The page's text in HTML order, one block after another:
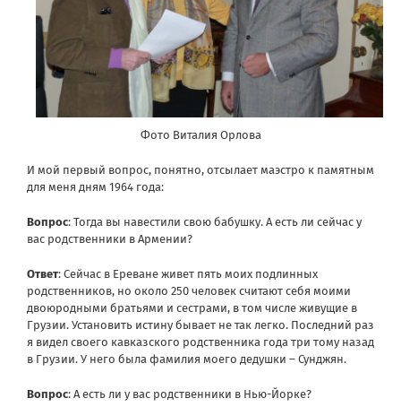
Фото Виталия Орлова
И мой первый вопрос, понятно, отсылает маэстро к памятным
для меня дням 1964 года:
Вопрос: Тогда вы навестили свою бабушку. А есть ли сейчас у
вас родственники в Армении?
Ответ: Сейчас в Ереване живет пять моих подлинных
родственников, но около 250 человек считают себя моими
двоюродными братьями и сестрами, в том числе живущие в
Грузии. Установить истину бывает не так легко. Последний раз
я видел своего кавказского родственника года три тому назад
в Грузии. У него была фамилия моего дедушки – Сунджян.
Вопрос: А есть ли у вас родственники в Нью-Йорке?